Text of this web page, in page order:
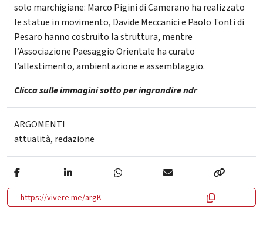
solo marchigiane: Marco Pigini di Camerano ha realizzato
le statue in movimento, Davide Meccanici e Paolo Tonti di
Pesaro hanno costruito la struttura, mentre
l’Associazione Paesaggio Orientale ha curato
l’allestimento, ambientazione e assemblaggio.
Clicca sulle immagini sotto per ingrandire ndr
ARGOMENTI
attualità, redazione
https://vivere.me/argK